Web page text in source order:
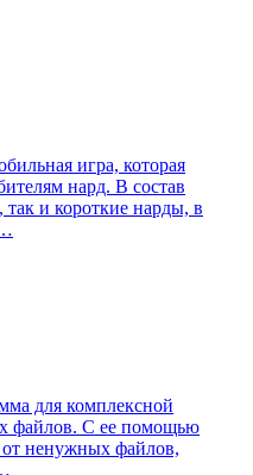
игра, которая
нард. В состав
и короткие нарды, в
для комплексной
файлов. С ее помощью
от ненужных файлов,